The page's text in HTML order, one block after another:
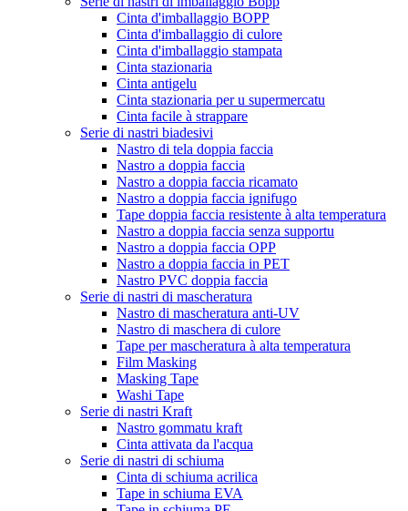
Cinta d'imballaggio BOPP
Cinta d'imballaggio di culore
Cinta d'imballaggio stampata
Cinta stazionaria
Cinta antigelu
Cinta stazionaria per u supermercatu
Cinta facile à strappare
Serie di nastri biadesivi
Nastro di tela doppia faccia
Nastro a doppia faccia
Nastro a doppia faccia ricamato
Nastro a doppia faccia ignifugo
Tape doppia faccia resistente à alta temperatura
Nastro a doppia faccia senza supportu
Nastro a doppia faccia OPP
Nastro a doppia faccia in PET
Nastro PVC doppia faccia
Serie di nastri di mascheratura
Nastro di mascheratura anti-UV
Nastro di maschera di culore
Tape per mascheratura à alta temperatura
Film Masking
Masking Tape
Washi Tape
Serie di nastri Kraft
Nastro gommatu kraft
Cinta attivata da l'acqua
Serie di nastri di schiuma
Cinta di schiuma acrilica
Tape in schiuma EVA